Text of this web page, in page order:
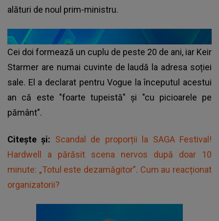
alături de noul prim-ministru.
Cei doi formează un cuplu de peste 20 de ani, iar Keir
Starmer are numai cuvinte de laudă la adresa soției
sale. El a declarat pentru Vogue la începutul acestui
an că este "foarte tupeistă" şi "cu picioarele pe
pământ".
Citește și: Scandal de proporții la SAGA Festival!
Hardwell a părăsit scena nervos după doar 10
minute: „Totul este dezamăgitor”. Cum au reacționat
organizatorii?